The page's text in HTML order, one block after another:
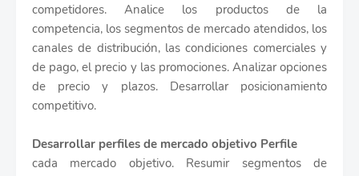
competidores. Analice los productos de la
competencia, los segmentos de mercado atendidos, los
canales de distribución, las condiciones comerciales y
de pago, el precio y las promociones. Analizar opciones
de precio y plazos. Desarrollar posicionamiento
competitivo.
Desarrollar perfiles de mercado objetivo Perfile
cada mercado objetivo. Resumir segmentos de